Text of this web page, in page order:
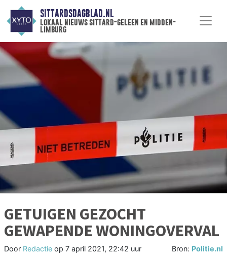
SITTARDSDAGBLAD.NL
lokaal nieuws sittard-geleen en midden-
limburg
GETUIGEN GEZOCHT
GEWAPENDE WONINGOVERVAL
Door Redactie op 7 april 2021, 22:42 uur Bron: Politie.nl